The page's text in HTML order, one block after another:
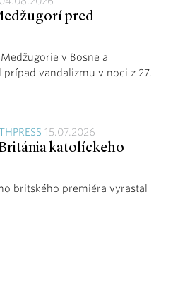
pred
v Bosne a
vandalizmu v noci z 27.
15.07.2026
katolíckeho
britského premiéra vyrastal